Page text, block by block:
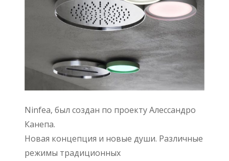
Ninfea, был создан по проекту Алессандро
Канепа.
Новая концепция и новые души. Различные
режимы традиционных